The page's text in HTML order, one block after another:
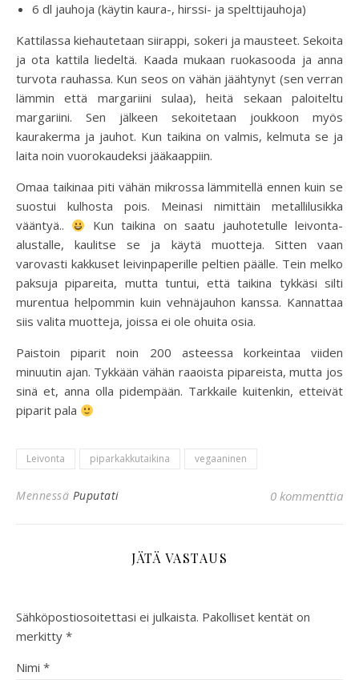
6 dl jauhoja (käytin kaura-, hirssi- ja spelttijauhoja)
Kattilassa kiehautetaan siirappi, sokeri ja mausteet. Sekoita
ja ota kattila liedeltä. Kaada mukaan ruokasooda ja anna
turvota rauhassa. Kun seos on vähän jäähtynyt (sen verran
lämmin että margariini sulaa), heitä sekaan paloiteltu
margariini. Sen jälkeen sekoitetaan joukkoon myös
kaurakerma ja jauhot. Kun taikina on valmis, kelmuta se ja
laita noin vuorokaudeksi jääkaappiin.
Omaa taikinaa piti vähän mikrossa lämmitellä ennen kuin se
suostui kulhosta pois. Meinasi nimittäin metallilusikka
vääntyä..
Kun taikina on saatu jauhotetulle leivonta-
alustalle, kaulitse se ja käytä muotteja. Sitten vaan
varovasti kakkuset leivinpaperille peltien päälle. Tein melko
paksuja pipareita, mutta tuntui, että taikina tykkäsi silti
murentua helpommin kuin vehnäjauhon kanssa. Kannattaa
siis valita muotteja, joissa ei ole ohuita osia.
Paistoin piparit noin 200 asteessa korkeintaa viiden
minuutin ajan. Tykkään vähän raaoista pipareista, mutta jos
sinä et, anna olla pidempään. Tarkkaile kuitenkin, etteivät
piparit pala
Leivonta piparkakkutaikina vegaaninen
Mennessä Puputati 0 kommenttia
JÄTÄ VASTAUS
Sähköpostiosoitettasi ei julkaista. Pakolliset kentät on
merkitty *
Nimi *